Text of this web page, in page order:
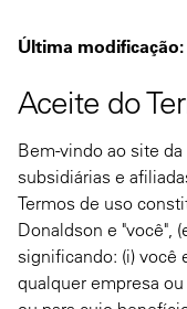
Última
Aceite do
Bem-vindo ao site
subsidiárias e
Termos de uso
Donaldson e "você",
significando: (i) você
qualquer empresa